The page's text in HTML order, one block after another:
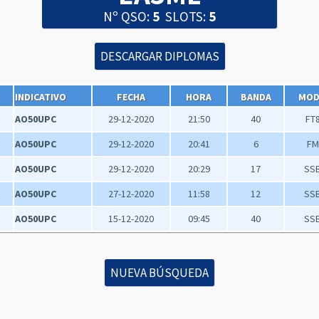
Nº QSO: 5 SLOTS: 5
INDICATIVO FECHA HORA BANDA
AO50UPC 29-12-2020 21:50 40
FT8
AO50UPC 29-12-2020 20:41 6
FM
AO50UPC 29-12-2020 20:29 17
AO50UPC 27-12-2020 11:58 12
AO50UPC 15-12-2020 09:45 40
NUEVA BÚSQUEDA